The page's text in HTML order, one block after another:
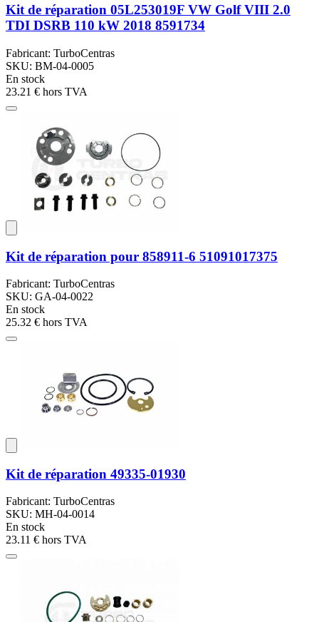
Kit de réparation 05L253019F VW Golf VIII 2.0
TDI DSRB 110 kW 2018 8591734
Fabricant: TurboCentras
SKU: BM-04-0005
En stock
23.21 € hors TVA
Kit de réparation pour 858911-6 51091017375
Fabricant: TurboCentras
SKU: GA-04-0022
En stock
25.32 € hors TVA
Kit de réparation 49335-01930
Fabricant: TurboCentras
SKU: MH-04-0014
En stock
23.11 € hors TVA